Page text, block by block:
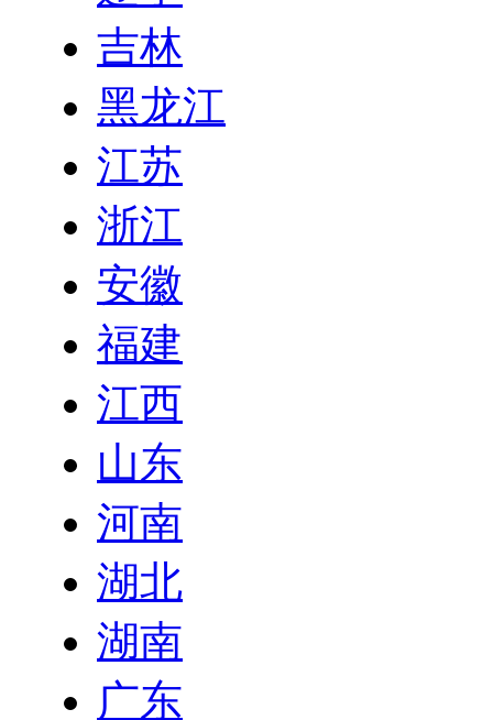
吉林
黑龙江
江苏
浙江
安徽
福建
江西
山东
河南
湖北
湖南
广东